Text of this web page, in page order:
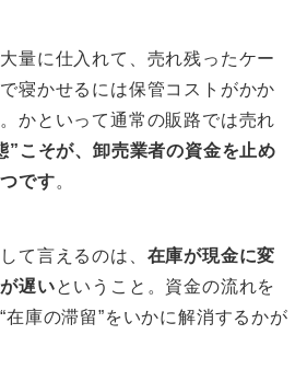
量に仕入れて、売れ残ったケー
寝かせるには保管コストがかか
かといって通常の販路では売れ
”こそが、卸売業者の資金を止め
です。
て言えるのは、 在庫が現金に変
遅いということ。資金の流れを
在庫の滞留”をいかに解消するかが